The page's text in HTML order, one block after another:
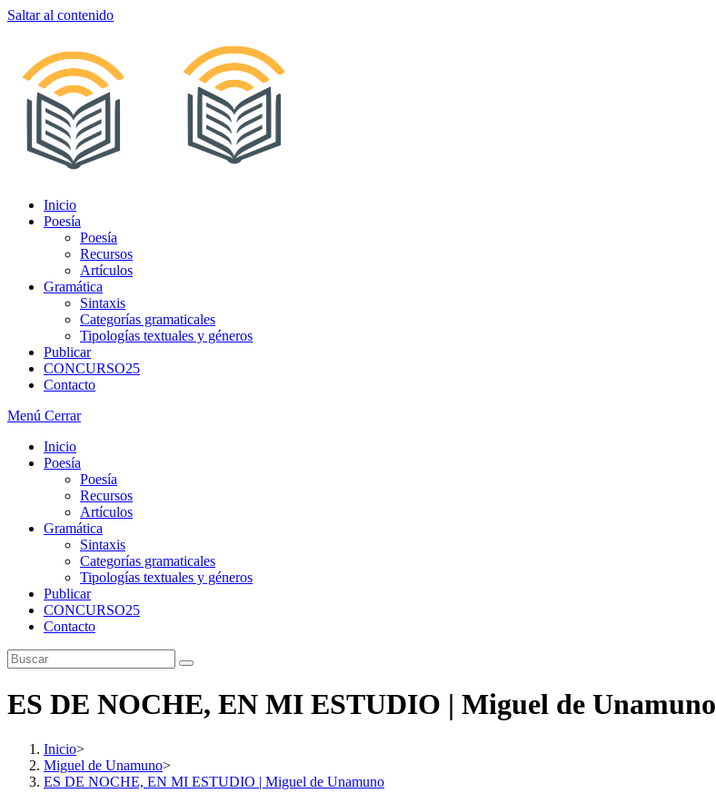
Saltar al contenido
Inicio
Poesía
Poesía
Recursos
Artículos
Gramática
Sintaxis
Categorías gramaticales
Tipologías textuales y géneros
Publicar
CONCURSO25
Contacto
Menú Cerrar
Inicio
Poesía
Poesía
Recursos
Artículos
Gramática
Sintaxis
Categorías gramaticales
Tipologías textuales y géneros
Publicar
CONCURSO25
Contacto
ES DE NOCHE, EN MI ESTUDIO | Miguel de Unamuno
Inicio>
Miguel de Unamuno>
ES DE NOCHE, EN MI ESTUDIO | Miguel de Unamuno